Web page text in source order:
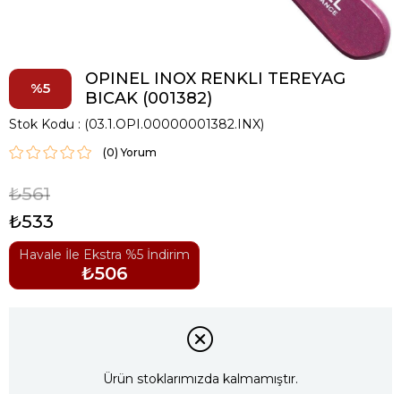
5
OPINEL INOX RENKLI TEREYAG
BICAK (001382)
Stok Kodu (03.1.OPI.00000001382.INX)
(0)
₺561
₺533
Havale İle Ekstra %5 İndirim
₺506
Ürün stoklarımızda kalmamıştır.